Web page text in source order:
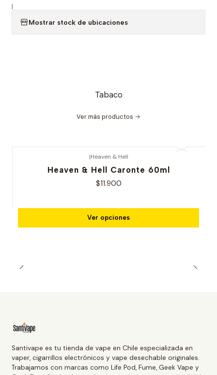
|
Mostrar stock de ubicaciones
Tabaco
Ver más productos
|Heaven & Hell
Heaven & Hell Caronte 60ml
$11.900
Ver opciones
Santivape es tu tienda de vape en Chile especializada en
vaper, cigarrillos electrónicos y vape desechable originales.
Trabajamos con marcas como Life Pod, Fume, Geek Vape y